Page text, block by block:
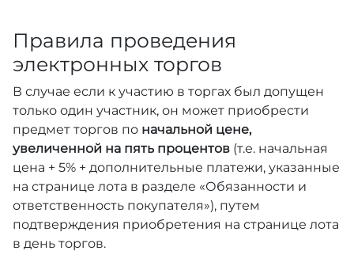
Правила проведения
электронных торгов
В случае если к участию в торгах был допущен
только один участник, он может приобрести
предмет торгов по начальной цене,
увеличенной на пять процентов (т.е. начальная
цена + 5% + дополнительные платежи, указанные
на странице лота в разделе «Обязанности и
ответственность покупателя»), путем
подтверждения приобретения на странице лота
в день торгов.